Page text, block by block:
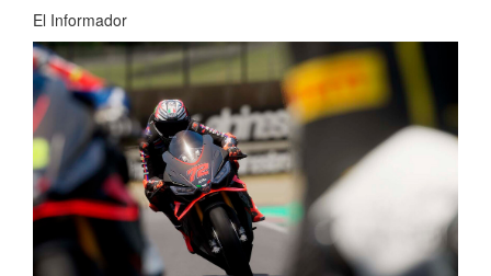
El Informador